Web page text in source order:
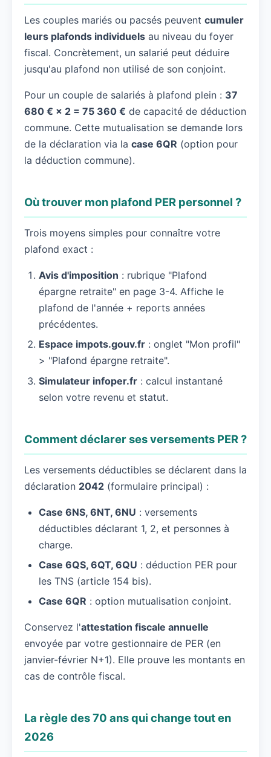
Les couples mariés ou pacsés peuvent cumuler
leurs plafonds individuels au niveau du foyer
fiscal. Concrètement, un salarié peut déduire
jusqu'au plafond non utilisé de son conjoint.
Pour un couple de salariés à plafond plein : 37
680 € × 2 = 75 360 € de capacité de déduction
commune. Cette mutualisation se demande lors
de la déclaration via la case 6QR (option pour
la déduction commune).
Où trouver mon plafond PER personnel ?
Trois moyens simples pour connaître votre
plafond exact :
Avis d'imposition : rubrique "Plafond
épargne retraite" en page 3-4. Affiche le
plafond de l'année + reports années
précédentes.
Espace impots.gouv.fr : onglet "Mon profil"
> "Plafond épargne retraite".
Simulateur infoper.fr : calcul instantané
selon votre revenu et statut.
Comment déclarer ses versements PER ?
Les versements déductibles se déclarent dans la
déclaration 2042 (formulaire principal) :
Case 6NS, 6NT, 6NU : versements
déductibles déclarant 1, 2, et personnes à
charge.
Case 6QS, 6QT, 6QU : déduction PER pour
les TNS (article 154 bis).
Case 6QR : option mutualisation conjoint.
Conservez l'attestation fiscale annuelle
envoyée par votre gestionnaire de PER (en
janvier-février N+1). Elle prouve les montants en
cas de contrôle fiscal.
La règle des 70 ans qui change tout en
2026